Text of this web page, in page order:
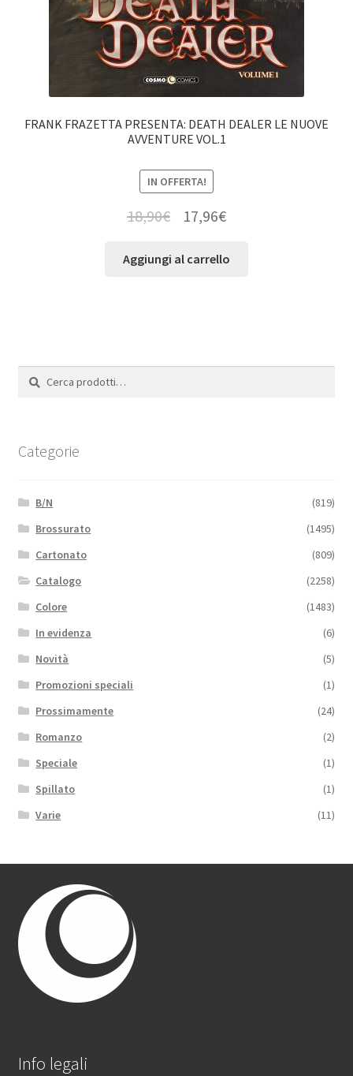
FRANK FRAZETTA PRESENTA: DEATH DEALER LE NUOVE
AVVENTURE VOL.1
IN OFFERTA!
18,90€ 17,96€
Aggiungi al carrello
Cerca:
Cerca
Categorie
B/N
(819)
Brossurato
(1495)
Cartonato
(809)
Catalogo
(2258)
Colore
(1483)
In evidenza
(6)
Novità
(5)
Promozioni speciali
(1)
Prossimamente
(24)
Romanzo
(2)
Speciale
(1)
Spillato
(1)
Varie
(11)
Info legali